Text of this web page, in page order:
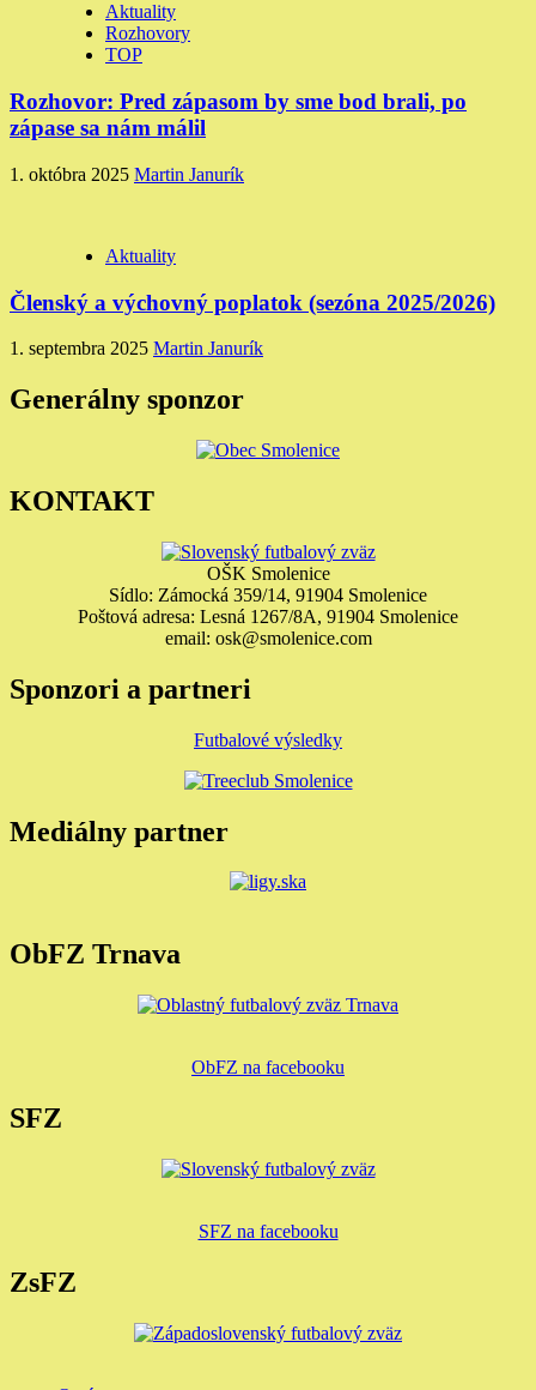
Aktuality
Rozhovory
TOP
Rozhovor: Pred zápasom by sme bod brali, po
zápase sa nám málil
1. októbra 2025 Martin Janurík
Aktuality
Členský a výchovný poplatok (sezóna 2025/2026)
1. septembra 2025 Martin Janurík
Generálny sponzor
KONTAKT
OŠK Smolenice
Sídlo: Zámocká 359/14, 91904 Smolenice
Poštová adresa: Lesná 1267/8A, 91904 Smolenice
email: osk@smolenice.com
Sponzori a partneri
Futbalové výsledky
Mediálny partner
ObFZ Trnava
ObFZ na facebooku
SFZ
SFZ na facebooku
ZsFZ